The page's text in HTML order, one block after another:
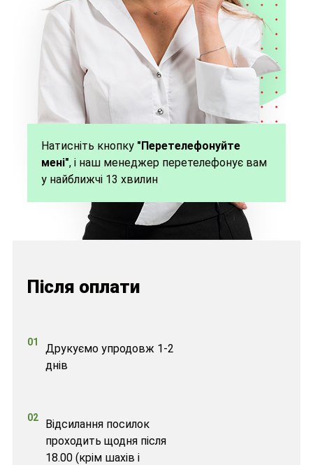
Натисніть кнопку "Перетелефонуйте
мені", і наш менеджер перетелефонує вам
у найближчі 13 хвилин
Після оплати
01
Друкуємо упродовж 1-2
днів
02
Відсилання посилок
проходить щодня після
18.00 (крім шахів і